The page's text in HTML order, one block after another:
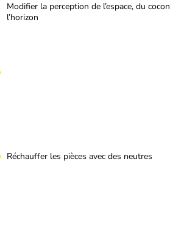
Modifier la perception de l’espace, du
l’horizon
Réchauffer les pièces avec des neutres